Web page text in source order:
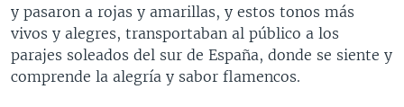
y pasaron a rojas y amarillas, y estos tonos más
vivos y alegres, transportaban al público a los
parajes soleados del sur de España, donde se siente y
comprende la alegría y sabor flamencos.